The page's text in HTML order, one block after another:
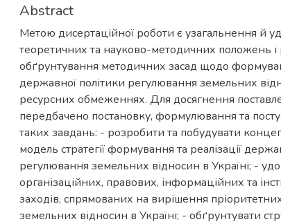
Abstract
Метою дисертаційної роботи є узагальнення й
теоретичних та науково-методичних положень і
обґрунтування методичних засад щодо
державної політики регулювання земельних
ресурсних обмеженнях. Для досягнення
передбачено постановку, формулювання та
таких завдань: - розробити та побудувати
модель стратегії формування та реалізації
регулювання земельних відносин в Україні; -
організаційних, правових, інформаційних та
заходів, спрямованих на вирішення
земельних відносин в Україні; - обґрунтувати